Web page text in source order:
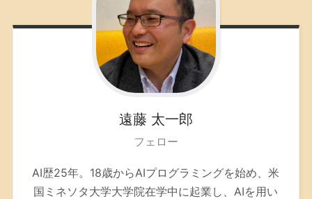
遠藤 太一郎
フェロー
AI歴25年。 18歳からAIプログラミングを始め、米
国ミネソタ大学大学院在学中に起業し、AIを用い